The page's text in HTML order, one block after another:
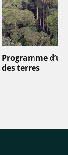
Programme
des terres